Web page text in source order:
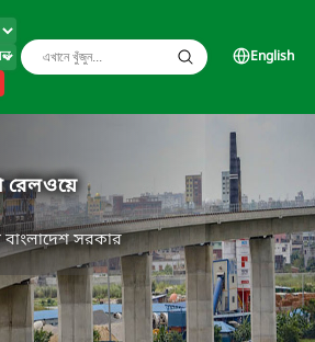
English
রেলওয়ে
বাংলাদেশ সরকার